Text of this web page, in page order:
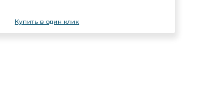
Купить в один клик